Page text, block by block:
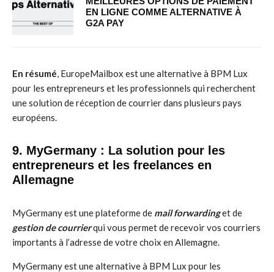
EN LIGNE COMME ALTERNATIVE À
G2A PAY
En résumé, EuropeMailbox est une alternative à BPM Lux
pour les entrepreneurs et les professionnels qui recherchent
une solution de réception de courrier dans plusieurs pays
européens.
9. MyGermany : La solution pour les
entrepreneurs et les freelances en
Allemagne
MyGermany est une plateforme de mail forwardinget de
gestion de courrierqui vous permet de recevoir vos courriers
importants à l’adresse de votre choix en Allemagne.
MyGermany est une alternative à BPM Lux pour les